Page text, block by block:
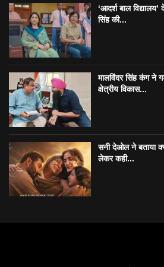
‘आदर्श बाल
सिंह की...
मालविंदर सिंह कंग ने
क्षेत्रीय विकास...
सनी देओल ने बताया
लेकर कही...